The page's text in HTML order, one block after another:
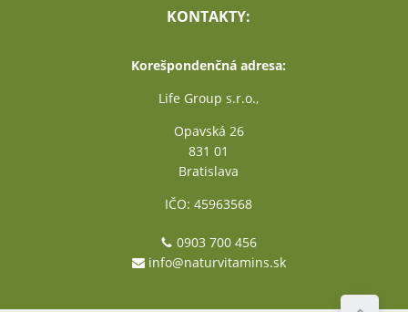
KONTAKTY:
Korešpondenčná adresa:
Life Group s.r.o.,
Opavská 26
831 01
Bratislava
IČO: 45963568
0903 700 456
info@naturvitamins.sk